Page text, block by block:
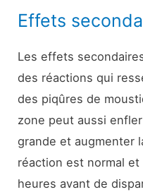
Effets
Les effets
des réactions qui
des piqûres de
zone peut aussi
grande et augmenter
réaction est normal
heures avant de